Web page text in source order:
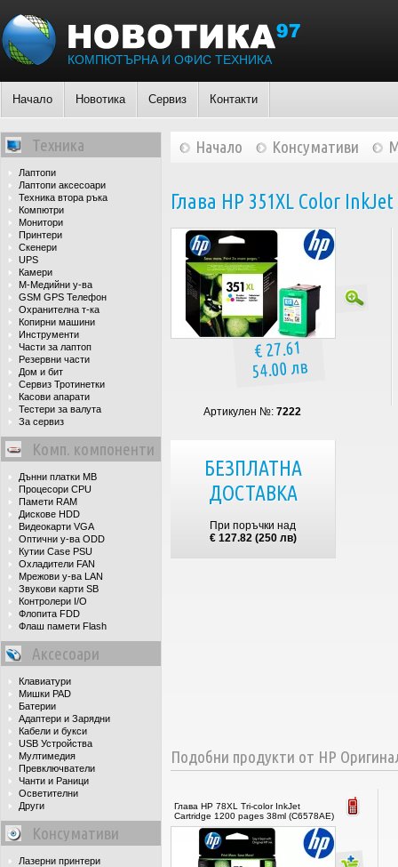
КОМПЮТЪРНА И ОФИС ТЕХНИКА
Начало Новотика Сервиз Контакти
Техника
Лаптопи
Лаптопи аксесоари
Техника втора ръка
Компютри
Монитори
Принтери
Скенери
UPS
Камери
М-Медийни у-ва
GSM GPS Телефон
Охранителна т-ка
Копирни машини
Инструменти
Части за лаптоп
Резервни части
Дом и бит
Сервиз Тротинетки
Касови апарати
Тестери за валута
За сервиз
Комп. компоненти
Дънни платки MB
Процесори CPU
Памети RAM
Дискове HDD
Видеокарти VGA
Оптични у-ва ODD
Кутии Case PSU
Охладители FAN
Мрежови у-ва LAN
Звукови карти SB
Контролери I/O
Флопита FDD
Флаш памети Flash
Аксесоари
Клавиатури
Мишки PAD
Батерии
Адаптери и Зарядни
Кабели и букси
USB Устройства
Мултимедия
Превключватели
Чанти и Раници
Осветителни
Други
Консумативи
Лазерни принтери
Начало Консумативи
Глава HP 351XL Color
€ 27.61
54.00 лв
Артикулен №: 7222
БЕЗПЛАТНА
ДОСТАВКА
При поръчки над
€ 127.82 (250 лв)
Подобни продукти от HP
Глава HP 78XL Tri-color InkJet
Cartridge 1200 pages 38ml (C6578AE)